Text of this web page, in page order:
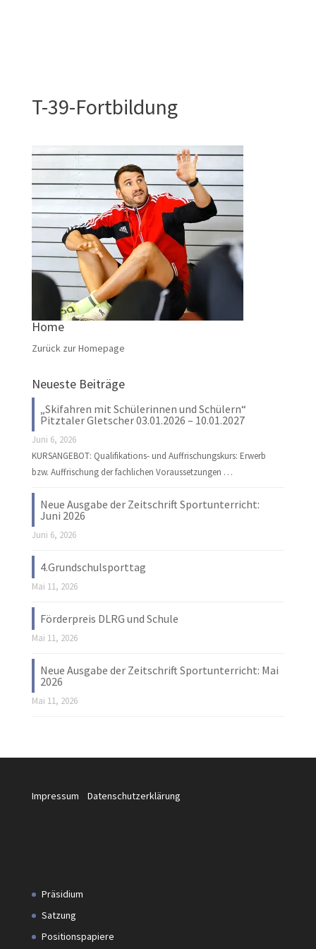
T-39-Fortbildung
Home
Zurück zur Homepage
Neueste Beiträge
„Skifahren mit Schülerinnen und Schülern“
Pitztaler Gletscher 03.01.2026 – 10.01.2027
Juni 6, 2026
KURSANGEBOT: Qualifikations- und Auffrischungskurs: Erwerb
bzw. Auffrischung der fachlichen Voraussetzungen …
Neue Ausgabe der Zeitschrift Sportunterricht:
Juni 2026
Juni 6, 2026
4.Grundschulsporttag
Mai 11, 2026
Förderpreis DLRG und Schule
Mai 11, 2026
Neue Ausgabe der Zeitschrift Sportunterricht: Mai
2026
Mai 11, 2026
Impressum Datenschutzerklärung
Präsidium
Satzung
Positionspapiere